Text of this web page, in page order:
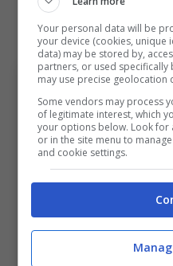
addosso…”
Sport News (Ansa foto)
Your personal data will be
your device (cookies, unique
data) may be stored by,
partners, or used specifically
may use precise geolocation
Some vendors may process
of legitimate interest, which
your options below. Look for
or in the site menu to
and cookie settings.